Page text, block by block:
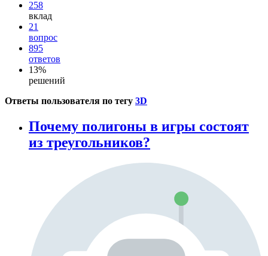
258
вклад
21
вопрос
895
ответов
13%
решений
Ответы пользователя по тегу 3D
Почему полигоны в игры состоят
из треугольников?